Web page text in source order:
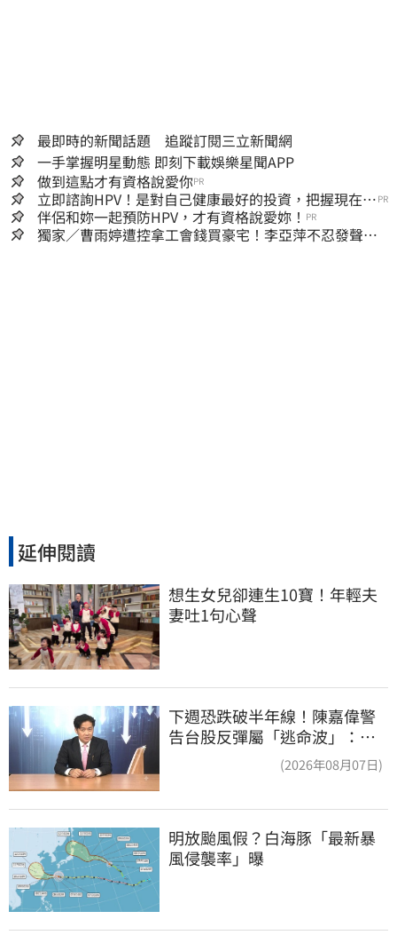
最即時的新聞話題 追蹤訂閱三立新聞網
一手掌握明星動態 即刻下載娛樂星聞APP
做到這點才有資格說愛你PR
立即諮詢HPV！是對自己健康最好的投資，把握現在不
嫌晚！
PR
伴侶和妳一起預防HPV，才有資格說愛妳！ PR
獨家／曹雨婷遭控拿工會錢買豪宅！李亞萍不忍發聲：
延伸閱讀
想生女兒卻連生10寶！年輕夫
妻吐1句心聲
下週恐跌破半年線！陳嘉偉警
告台股反彈屬「逃命波」：空
(2026年08月07日)
明放颱風假？白海豚「最新暴
風侵襲率」曝